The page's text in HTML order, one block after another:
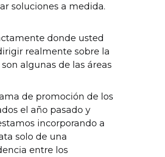
soluciones a medida.
donde usted
realmente sobre la
algunas de las áreas
de promoción de los
el año pasado y
incorporando a
solo de una
entre los